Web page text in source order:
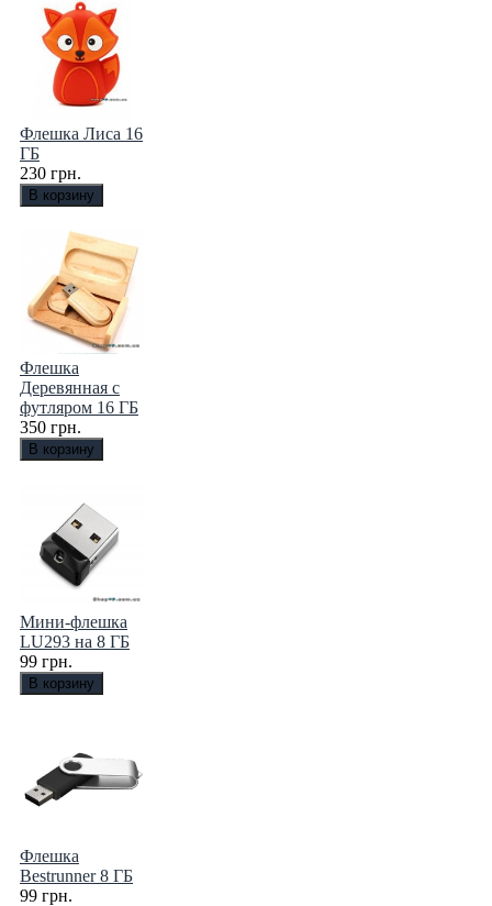
Флешка Лиса 16
ГБ
230 грн.
Флешка
Деревянная с
футляром 16 ГБ
350 грн.
Мини-флешка
LU293 на 8 ГБ
99 грн.
Флешка
Bestrunner 8 ГБ
99 грн.